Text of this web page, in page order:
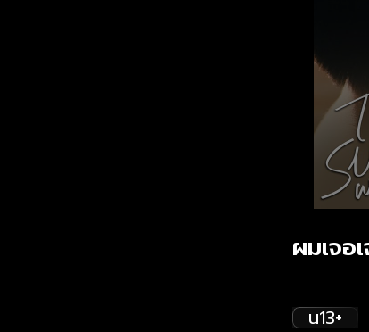
ผมเจอ
น13+